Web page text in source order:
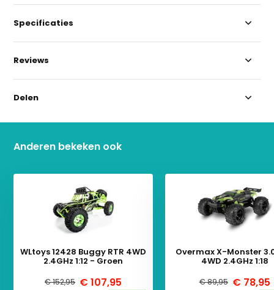
Specificaties
Reviews
Delen
Anderen bekeken ook
WLtoys 12428 Buggy RTR 4WD
2.4GHz 1:12 - Groen
€ 152,95 € 107,95
Overmax X-Monster
4WD 2.4GHz 1:18
€ 89,95 € 78,95